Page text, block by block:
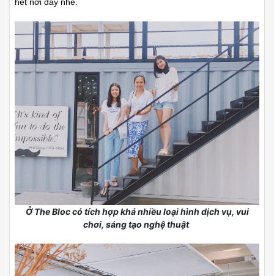
Ở The Bloc có tích hợp khá nhiều loại hình dịch vụ, vui
chơi, sáng tạo nghệ thuật